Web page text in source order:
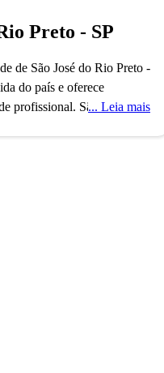
Preto - SP
de São José do Rio Preto -
do país e oferece
profissional. São José do
observam as capivaras
ônibus pela Buser, você
tempo livre para planejar
funciona 24 horas,
na hora de viajar. Ao
Leia mais